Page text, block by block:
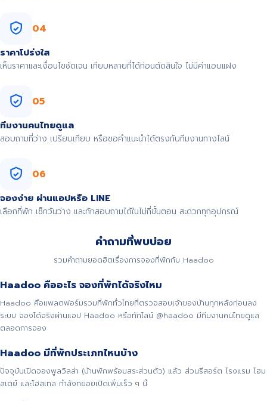
04
ราคาโปร่งใส
เห็นราคาและเงื่อนไขชัดเจน เทียบหลายที่ได้ก่อนตัดสินใจ ไม่มีค่าแอบแฝง
05
ทีมงานคนไทยดูแล
สอบถามที่ว่าง เปรียบเทียบ หรือขอคำแนะนำได้ตรงกับทีมงานทางไลน์
06
จองง่าย ผ่านแอปหรือ LINE
เลือกที่พัก เช็กวันว่าง และทักสอบถามได้ในไม่กี่ขั้นตอน สะดวกทุกอุปกรณ์
คำถามที่พบบ่อย
รวมคำถามยอดฮิตเรื่องการจองที่พักกับ Haadoo
Haadoo คืออะไร จองที่พักได้จริงไหม
Haadoo คือแพลตฟอร์มรวมที่พักทั่วไทยที่ตรวจสอบเจ้าของบ้านทุกหลังก่อนลง
ระบบ จองได้จริงผ่านแอป Haadoo หรือทักไลน์ @haadoo มีทีมงานคนไทยดูแล
ตลอดการจอง
Haadoo มีที่พักประเภทไหนบ้าง
ปัจจุบันเปิดจองพูลวิลล่า (บ้านพักพร้อมสระส่วนตัว) แล้ว ส่วนรีสอร์ต โรงแรม โฮม
สเตย์ และโฮสเทล กำลังทยอยเปิดเพิ่มเร็ว ๆ นี้